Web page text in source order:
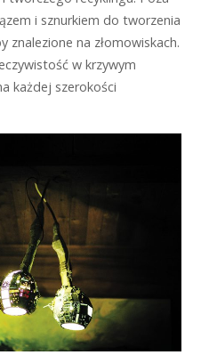
i sznurkiem do tworzenia
znalezione na złomowiskach.
w krzywym
każdej szerokości